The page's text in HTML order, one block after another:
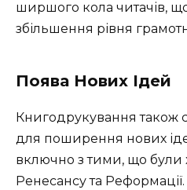
ширшого кола читачів,
збільшення рівня
Поява Нових Ідей
Книгодрукування також
для поширення нових
включно з тими, що були
Ренесансу та Реформації.